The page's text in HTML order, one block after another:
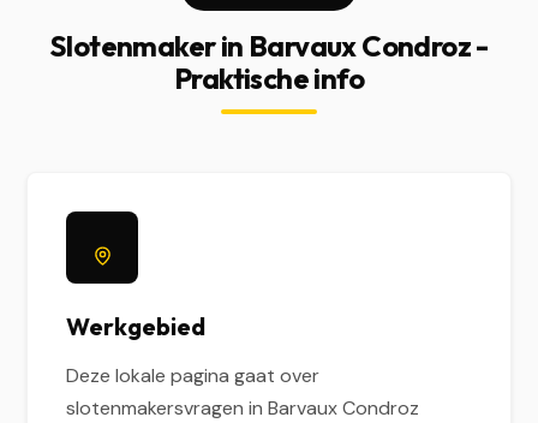
Slotenmaker in Barvaux Condroz -
Praktische info
Werkgebied
Deze lokale pagina gaat over
slotenmakersvragen in Barvaux Condroz